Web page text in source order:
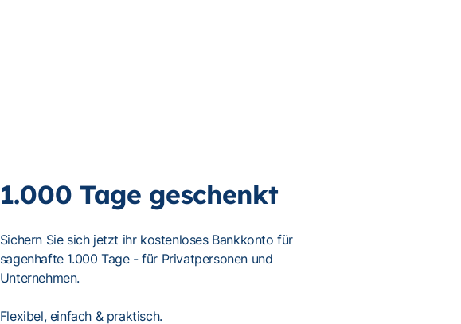
1.000 Tage geschenkt
Sichern Sie sich jetzt ihr kostenloses Bankkonto für
sagenhafte 1.000 Tage - für Privatpersonen und
Unternehmen.
Flexibel, einfach & praktisch.